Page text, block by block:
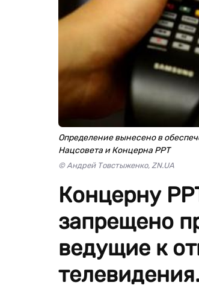
Определение вынесено в
Нацсовета и Концерна РРТ
© Андрей Товстыженко, ZN.UA
Концерну
запрещено
ведущие к